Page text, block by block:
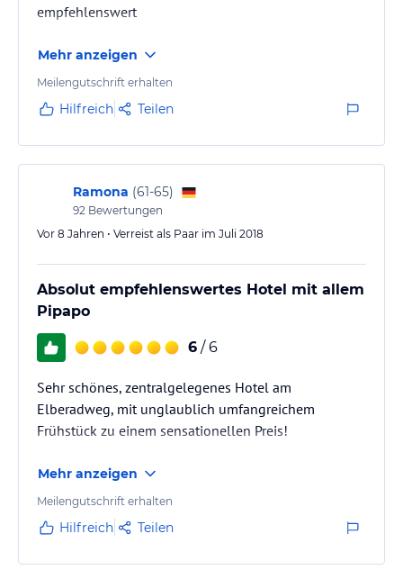
empfehlenswert
Mehr anzeigen
Meilengutschrift erhalten
Hilfreich Teilen
Ramona (61-65)
92 Bewertungen
Vor 8 Jahren • Verreist als Paar im Juli 2018
Absolut empfehlenswertes Hotel mit allem
Pipapo
6 / 6
Sehr schönes, zentralgelegenes Hotel am
Elberadweg, mit unglaublich umfangreichem
Frühstück zu einem sensationellen Preis!
Mehr anzeigen
Meilengutschrift erhalten
Hilfreich Teilen